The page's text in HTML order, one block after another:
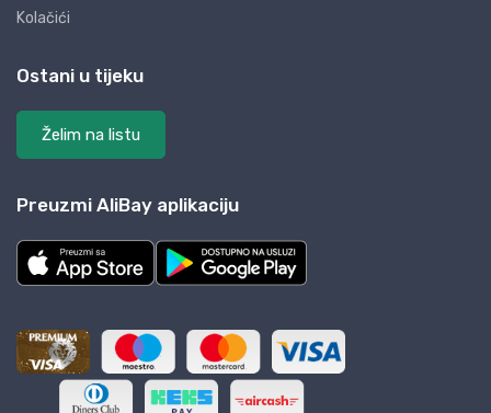
Kolačići
Ostani u tijeku
Želim na listu
Preuzmi AliBay aplikaciju